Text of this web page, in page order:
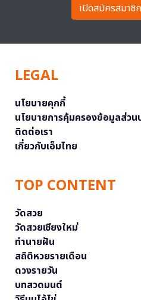
เปิดสมัครสมาชิ
LEGAL
นโยบายคุกกี้
นโยบายการคุ้มครองข้อมูลส่ว
ติดต่อเรา
เกี่ยวกับเอ็มไทย
TOP CONTENT
วัดสวย
วัดสวยเชียงใหม่
ทำนายฝัน
สถิติหวยรายเดือน
ดวงรายวัน
บทสวดมนต์